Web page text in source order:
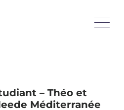
– Théo et
Méditerranée